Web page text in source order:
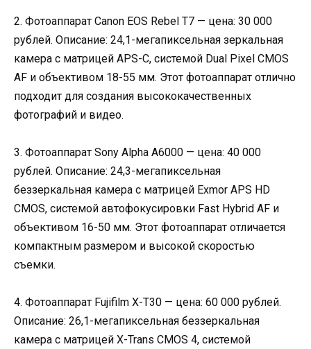
2. Фотоаппарат Canon EOS Rebel T7 — цена: 30 000
рублей. Описание: 24,1-мегапиксельная зеркальная
камера с матрицей APS-C, системой Dual Pixel CMOS
AF и объективом 18-55 мм. Этот фотоаппарат отлично
подходит для создания высококачественных
фотографий и видео.
3. Фотоаппарат Sony Alpha A6000 — цена: 40 000
рублей. Описание: 24,3-мегапиксельная
беззеркальная камера с матрицей Exmor APS HD
CMOS, системой автофокусировки Fast Hybrid AF и
объективом 16-50 мм. Этот фотоаппарат отличается
компактным размером и высокой скоростью
съемки.
4. Фотоаппарат Fujifilm X-T30 — цена: 60 000 рублей.
Описание: 26,1-мегапиксельная беззеркальная
камера с матрицей X-Trans CMOS 4, системой